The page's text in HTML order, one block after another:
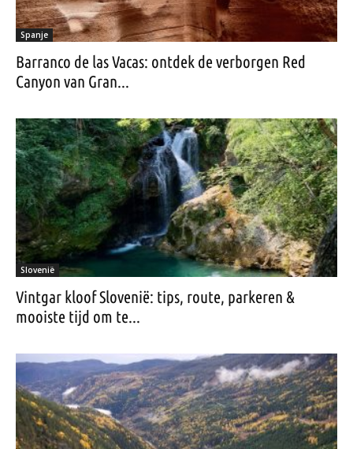
Spanje
Barranco de las Vacas: ontdek de verborgen Red
Canyon van Gran...
Slovenië
Vintgar kloof Slovenië: tips, route, parkeren &
mooiste tijd om te...